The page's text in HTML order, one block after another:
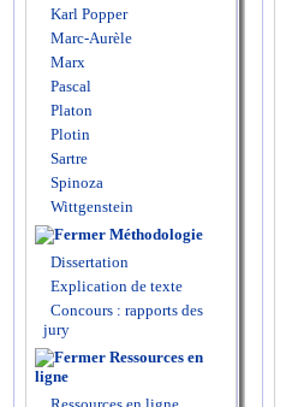
Karl Popper
Marc-Aurèle
Marx
Pascal
Platon
Plotin
Sartre
Spinoza
Wittgenstein
Méthodologie
Dissertation
Explication de texte
Concours : rapports des
jury
Ressources en
ligne